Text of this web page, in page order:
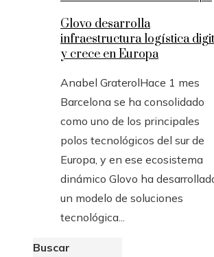
Glovo desarrolla
infraestructura logística
y crece en Europa
Anabel GraterolHace 1 mes
Barcelona se ha consolidado
como uno de los principales
polos tecnológicos del sur de
Europa, y en ese ecosistema
dinámico Glovo ha
un modelo de soluciones
tecnológica...
Buscar